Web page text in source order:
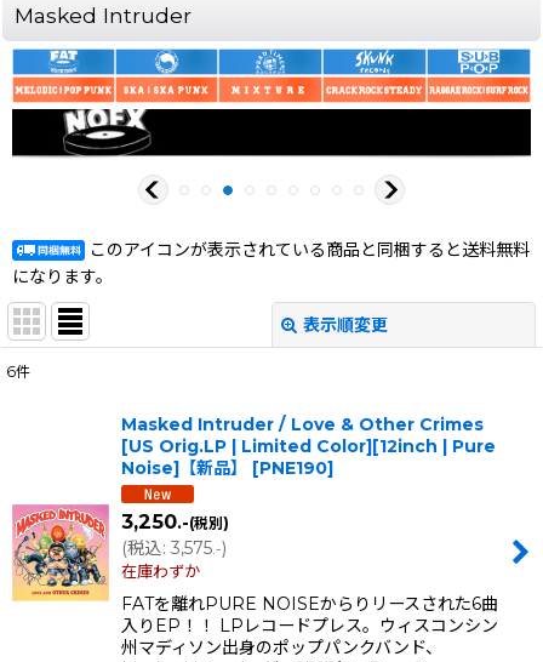
Masked Intruder
このアイコンが表示されている商品と同梱すると送料無料
になります。
表示順変更
並び順:
6件
Masked Intruder / Love & Other Crimes
[US Orig.LP | Limited Color][12inch | Pure
Noise]【新品】
[PNE190]
3,250.-(税別)
(税込: 3,575.-)
在庫わずか
FATを離れPURE NOISEからりリースされた6曲
入りEP！！ LPレコードプレス。ウィスコンシン
州マディソン出身のポップパンクバンド、